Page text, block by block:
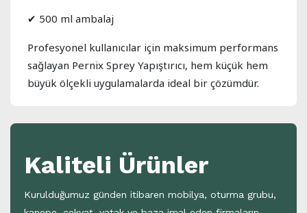
✔ 500 ml ambalaj
Profesyonel kullanıcılar için maksimum performans
sağlayan Pernix Sprey Yapıştırıcı, hem küçük hem
büyük ölçekli uygulamalarda ideal bir çözümdür.
Kaliteli Ürünler
Kurulduğumuz günden itibaren mobilya, oturma grubu,